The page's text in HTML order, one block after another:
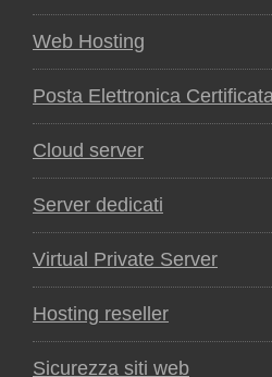
Web Hosting
Posta Elettronica
Cloud server
Server dedicati
Virtual Private Server
Hosting reseller
Sicurezza siti web